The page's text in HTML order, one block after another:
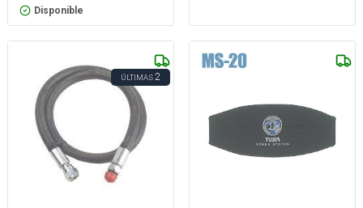
Disponible
ÚLTIMAS2